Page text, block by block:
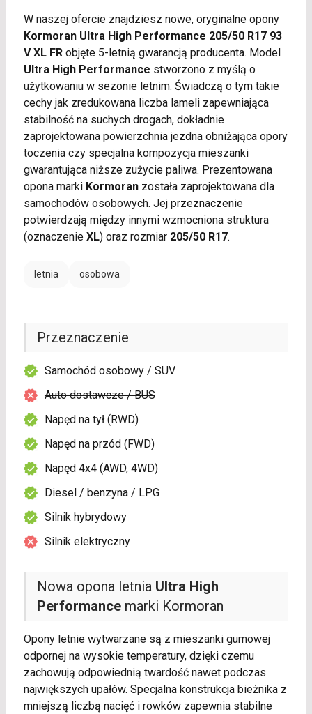
W naszej ofercie znajdziesz nowe, oryginalne opony
Kormoran Ultra High Performance 205/50 R17 93
V XL FRobjęte 5-letnią gwarancją producenta. Model
Ultra High Performance stworzono z myślą o
użytkowaniu w sezonie letnim. Świadczą o tym takie
cechy jak zredukowana liczba lameli zapewniająca
stabilność na suchych drogach, dokładnie
zaprojektowana powierzchnia jezdna obniżająca opory
toczenia czy specjalna kompozycja mieszanki
gwarantująca niższe zużycie paliwa. Prezentowana
opona marki Kormoranzostała zaprojektowana dla
samochodów osobowych. Jej przeznaczenie
potwierdzają między innymi wzmocniona struktura
(oznaczenie XL) oraz rozmiar 205/50 R17.
letnia osobowa
Nowa opona letnia Ultra High
Performancemarki Kormoran
Opony letnie wytwarzane są z mieszanki gumowej
odpornej na wysokie temperatury, dzięki czemu
zachowują odpowiednią twardość nawet podczas
największych upałów. Specjalna konstrukcja bieżnika z
mniejszą liczbą nacięć i rowków zapewnia stabilne
Przeznaczenie
Samochód osobowy / SUV
Auto dostawcze / BUS
Napęd na tył (RWD)
Napęd na przód (FWD)
Napęd 4x4 (AWD, 4WD)
Diesel / benzyna / LPG
Silnik hybrydowy
Silnik elektryczny